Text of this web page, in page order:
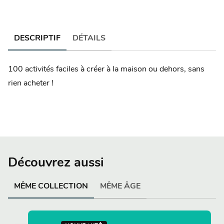
DESCRIPTIF DÉTAILS
100 activités faciles à créer à la maison ou dehors, sans
rien acheter !
Découvrez aussi
MÊME COLLECTION MÊME ÂGE